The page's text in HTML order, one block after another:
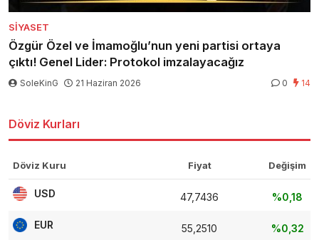
SIYASET
Özgür Özel ve İmamoğlu’nun yeni partisi ortaya
çıktı! Genel Lider: Protokol imzalayacağız
SoleKinG 21 Haziran 2026 0 14
Döviz Kurları
Döviz Kuru Fiyat Değişim
USD 47,7436 %0,18
EUR 55,2510 %0,32